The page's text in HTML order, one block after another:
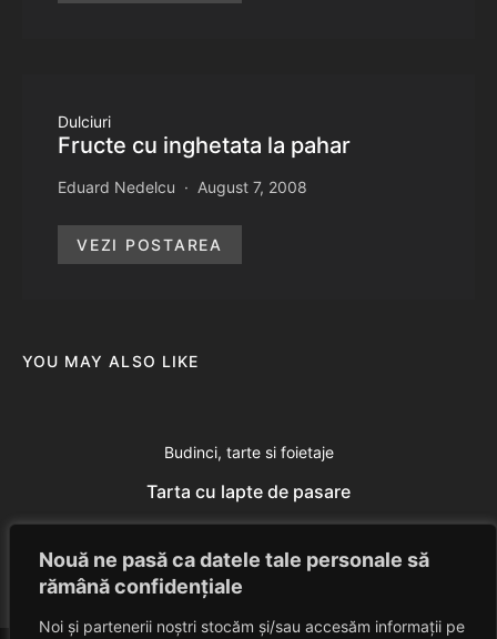
Nouă ne pasă ca datele tale personale să
rămână confidențiale
Noi și partenerii noștri stocăm și/sau accesăm informații pe
Dulciuri
Fructe cu inghetata la pahar
Eduard Nedelcu August 7, 2008
VEZI POSTAREA
YOU MAY ALSO LIKE
Budinci, tarte si foietaje
Tarta cu lapte de pasare
Eduard Nedelcu July 1, 2014